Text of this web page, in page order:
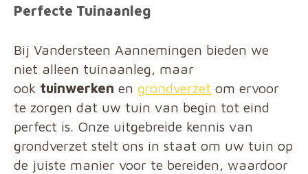
Perfecte Tuinaanleg
Bij Vandersteen Aannemingen bieden we
niet alleen tuinaanleg, maar
ook tuinwerken en grondverzet om ervoor
te zorgen dat uw tuin van begin tot eind
perfect is. Onze uitgebreide kennis van
grondverzet stelt ons in staat om uw tuin op
de juiste manier voor te bereiden, waardoor